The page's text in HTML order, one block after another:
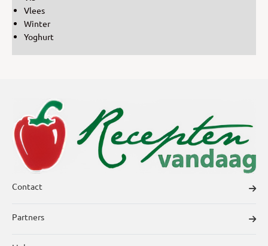
Vlees
Winter
Yoghurt
Contact
Partners